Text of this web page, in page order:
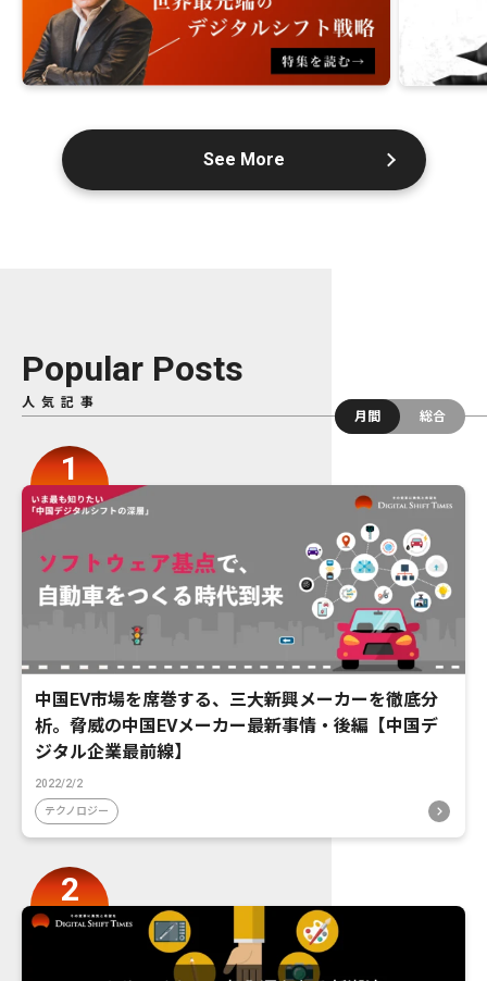
See More
Popular Posts
人気記事
月間
総合
中国EV市場を席巻する、三大新興メーカーを徹底分
析。脅威の中国EVメーカー最新事情・後編【中国デ
ジタル企業最前線】
2022/2/2
テクノロジー